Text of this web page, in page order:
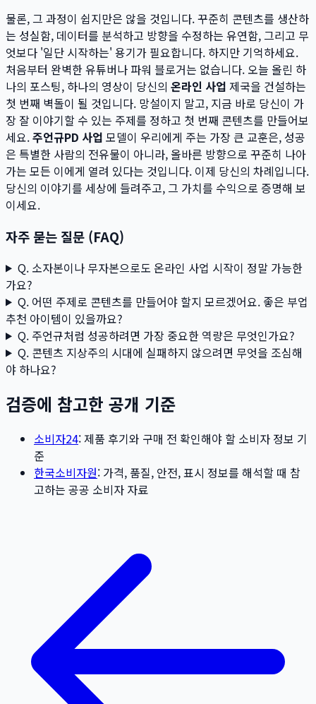
물론, 그 과정이 쉽지만은 않을 것입니다. 꾸준히 콘텐츠를 생산하
는 성실함, 데이터를 분석하고 방향을 수정하는 유연함, 그리고 무
엇보다 '일단 시작하는' 용기가 필요합니다. 하지만 기억하세요.
처음부터 완벽한 유튜버나 파워 블로거는 없습니다. 오늘 올린 하
나의 포스팅, 하나의 영상이 당신의 온라인 사업 제국을 건설하는
첫 번째 벽돌이 될 것입니다. 망설이지 말고, 지금 바로 당신이 가
장 잘 이야기할 수 있는 주제를 정하고 첫 번째 콘텐츠를 만들어보
세요.주언규PD 사업 모델이 우리에게 주는 가장 큰 교훈은, 성공
은 특별한 사람의 전유물이 아니라, 올바른 방향으로 꾸준히 나아
가는 모든 이에게 열려 있다는 것입니다. 이제 당신의 차례입니다.
당신의 이야기를 세상에 들려주고, 그 가치를 수익으로 증명해 보
이세요.
자주 묻는 질문 (FAQ)
Q. 소자본이나 무자본으로도 온라인 사업 시작이 정말 가능한
가요?
Q. 어떤 주제로 콘텐츠를 만들어야 할지 모르겠어요. 좋은 부업
추천 아이템이 있을까요?
Q. 주언규처럼 성공하려면 가장 중요한 역량은 무엇인가요?
Q. 콘텐츠 지상주의 시대에 실패하지 않으려면 무엇을 조심해
야 하나요?
검증에 참고한 공개 기준
소비자24: 제품 후기와 구매 전 확인해야 할 소비자 정보 기
준
한국소비자원: 가격, 품질, 안전, 표시 정보를 해석할 때 참
고하는 공공 소비자 자료